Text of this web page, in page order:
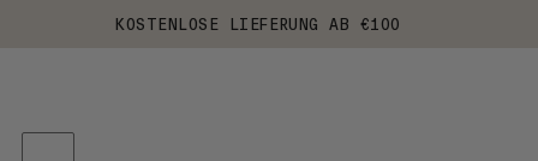
KOSTENLOSE LIEFERUNG AB €100